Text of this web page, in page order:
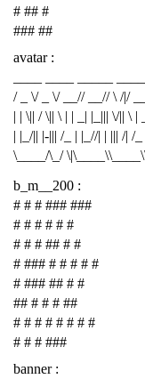
# ## #
### ##
avatar :
/ _ \/ _ \/ __// __// \ /|/
| | \|| / \|| \ | | _| |_||| \/|| \ |
| |_/|| |-||| /_ | |_//| | ||| /| /_
\____/\_/
b_m__200 :
# # # ### ###
# # # # # #
# # # ## # #
# ### # # # # #
# ### ## # #
## # # # ##
# # # # # # # #
# # # ###
banner :